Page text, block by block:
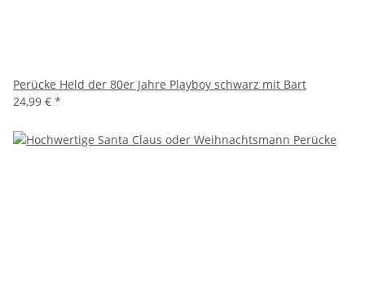
Perücke Held der 80er Jahre Playboy schwarz mit Bart
24,99 € *